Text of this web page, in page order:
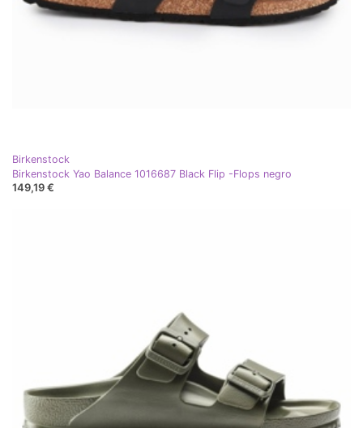
Birkenstock
Birkenstock Yao Balance 1016687 Black Flip -Flops negro
149,19 €